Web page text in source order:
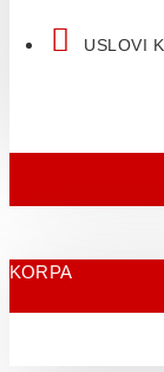
USLOVI
KORPA